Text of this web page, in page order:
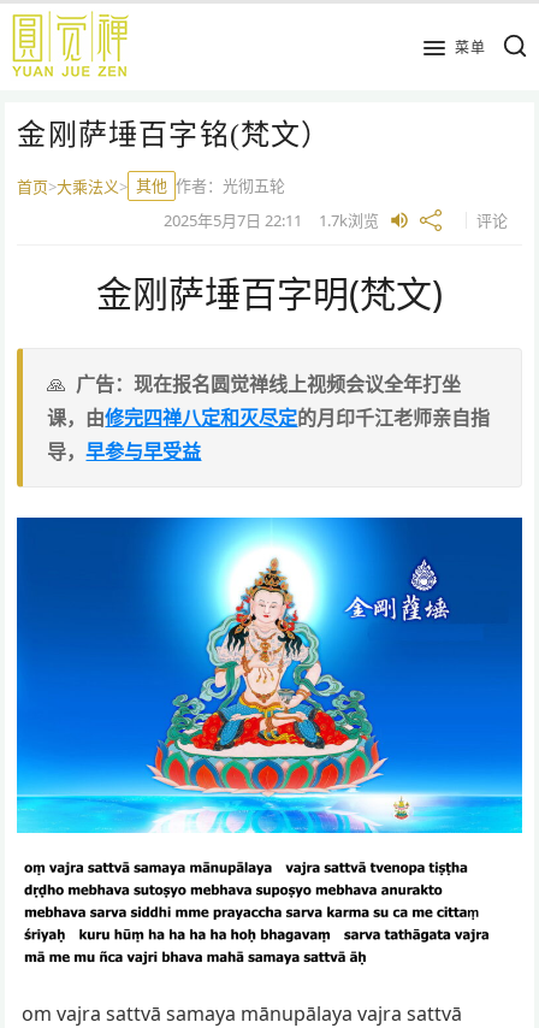
跳
主
菜单
金刚萨埵百字铭(梵文）
首页>大乘法义> 其他 作者：光彻五轮
2025年5月7日 22:11 1.7k浏览 评论
金刚萨埵百字明(梵文)
广告：现在报名圆觉禅线上视频会议全年打坐
课，由修完四禅八定和灭尽定的月印千江老师亲自指
导，早参与早受益
om vajra sattvā samaya mānupālaya vajra sattvā